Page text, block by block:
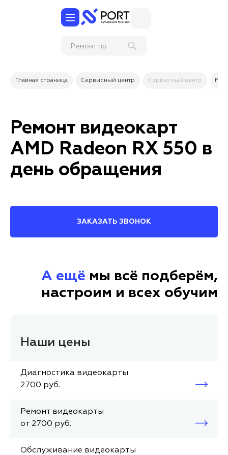
Ре
Главная страница Сервисный центр Сервисный центр
Ремонт видеокарт
AMD Radeon RX 550 в
день обращения
ЗАКАЗАТЬ ЗВОНОК
А ещё мы всё подберём,
настроим и всех обучим
Наши цены
Диагностика видеокарты
2700 руб.
Ремонт видеокарты
от 2700 руб.
Обслуживание видеокарты